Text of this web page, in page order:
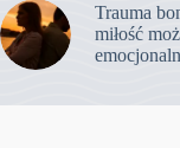
Trauma
miłość